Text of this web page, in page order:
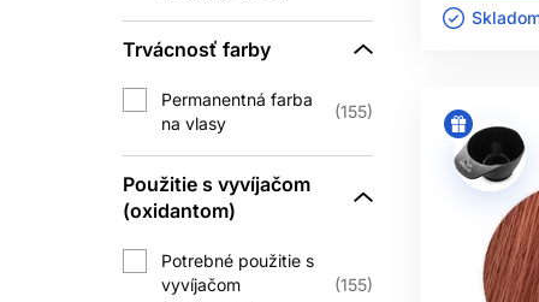
Pri bežných odtieňoch sa 6 %
Koleston Perfect môže pri
pridáva zodpovedajúci
Najprv určte, či klient požaduje
Trvácnosť farby
Permanentná farba
na vlasy
155
Použitie s vyvíjačom
(oxidantom)
Potrebné použitie s
vyvíjačom
155
Skladom